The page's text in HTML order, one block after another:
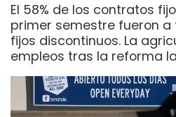
El 58% de los contratos
primer semestre fueron
fijos discontinuos. La
empleos tras la reforma